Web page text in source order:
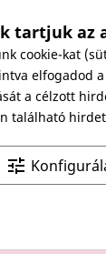
tartjuk az
cookie-kat
elfogadod
a célzott
található
tune